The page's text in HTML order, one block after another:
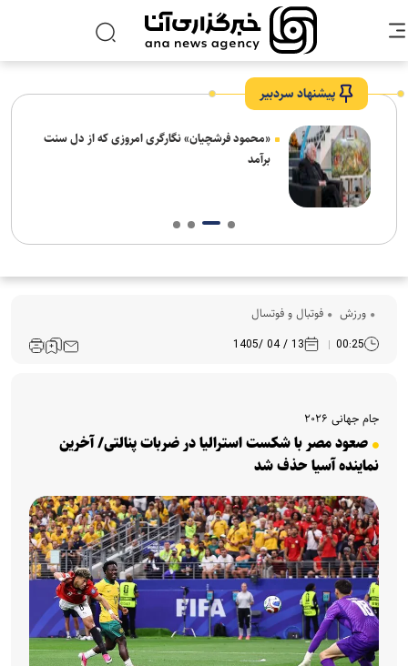
پیشنهاد سردبیر
«محمود فرشچیان» نگارگری امروزی که از دل سنت
برآمد
ورزش فوتبال و فوتسال
00:25
13 / 04 /1405
جام جهانی ۲۰۲۶
صعود مصر با شکست استرالیا در ضربات پنالتی/ آخرین
نماینده آسیا حذف شد